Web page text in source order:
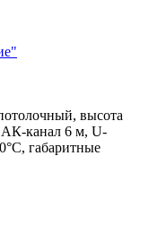
высота
АК-канал 6 м, U-
габаритные